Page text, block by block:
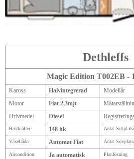
Dethleffs
Magic Edition T002EB -
Kaross Halvintegrerad Modellår
Motor
Fiat 2,3mjt
Drivmedel
Diesel
Hästkrafter 148 hk Antal
Växellåda Automat Fiat Antal
Aircondition Ja automatisk Planlösning